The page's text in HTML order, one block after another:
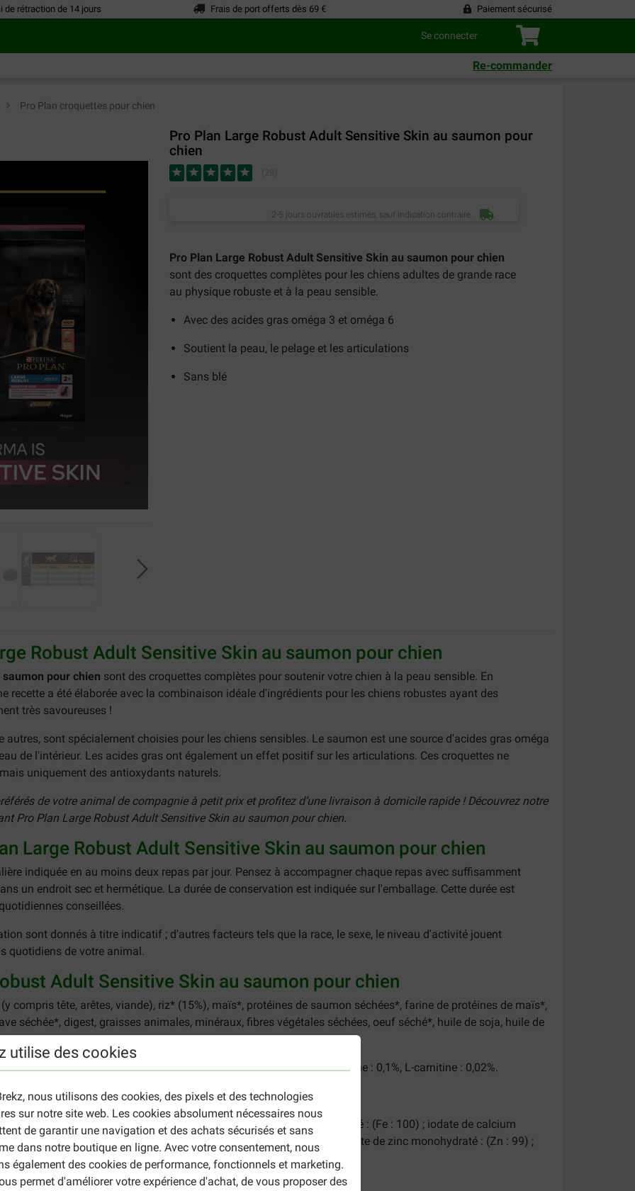
de rétraction de 14 jours Frais de port offerts dès 69 € Paiement sécurisé
Se connecter
Re-commander
utilise des cookies
nous utilisons des cookies, des pixels et des technologies
sur notre site web. Les cookies absolument nécessaires nous
de garantir une navigation et des achats sécurisés et sans
dans notre boutique en ligne. Avec votre consentement, nous
également des cookies de performance, fonctionnels et marketing.
permet d'améliorer votre expérience d'achat, de vous proposer des
Pro Plan croquettes pour chien
Pro Plan Large Robust Adult Sensitive Skin au saumon pour
chien
2-5 jours ouvrables estimés, sauf indication contraire.
Pro Plan Large Robust Adult Sensitive Skin au saumon pour chien
sont des croquettes complètes pour les chiens adultes de grande race
au physique robuste et à la peau sensible.
Avec des acides gras oméga 3 et oméga 6
Soutient la peau, le pelage et les articulations
Sans blé
Robust Adult Sensitive Skin au saumon pour chien
pour chien sont des croquettes complètes pour soutenir votre chien à la peau sensible. En
recette a été élaborée avec la combinaison idéale d'ingrédients pour les chiens robustes ayant des
très savoureuses !
autres, sont spécialement choisies pour les chiens sensibles. Le saumon est une source d'acides gras oméga
de l'intérieur. Les acides gras ont également un effet positif sur les articulations. Ces croquettes ne
uniquement des antioxydants naturels.
de votre animal de compagnie à petit prix et profitez d’une livraison à domicile rapide ! Découvrez notre
Pro Plan Large Robust Adult Sensitive Skin au saumon pour chien.
Large Robust Adult Sensitive Skin au saumon pour chien
indiquée en au moins deux repas par jour. Pensez à accompagner chaque repas avec suffisamment
un endroit sec et hermétique. La durée de conservation est indiquée sur l'emballage. Cette durée est
conseillées.
sont donnés à titre indicatif ; d'autres facteurs tels que la race, le sexe, le niveau d'activité jouent
quotidiens de votre animal.
Adult Sensitive Skin au saumon pour chien
compris tête, arêtes, viande), riz* (15%), maïs*, protéines de saumon séchées*, farine de protéines de maïs*,
séchée*, digest, graisses animales, minéraux, fibres végétales séchées, oeuf séché*, huile de soja, huile de
grasses : 13,0%, Cendres brutes : 7,5%, Fibres brutes : 3,0%, Taurine : 0,1%, L-carnitine : 0,02%.
d'huiles végétales : 19.
D3 : 960 ; Vit E : 550 ; mg/kg : Vit C : 140 ; sulfate de fer(II) monohydraté : (Fe : 100) ; iodate de calcium
: (Cu : 11) ; sulfate de manganèse(II) monohydraté : (Mn : 39) ; sulfate de zinc monohydraté : (Zn : 99) ;